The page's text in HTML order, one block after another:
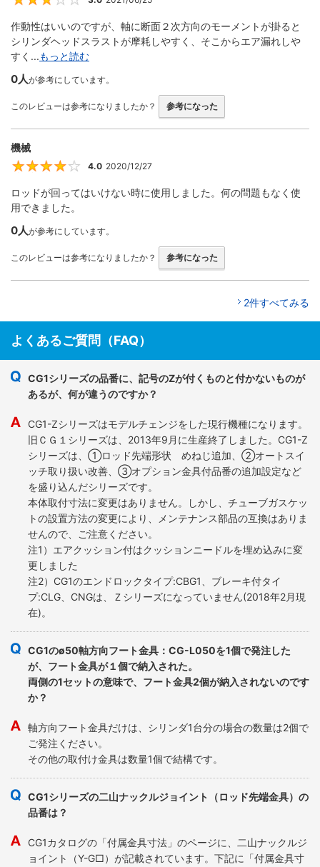
作動性はいいのですが、軸に断面２次方向のモーメントが掛ると
シリンダヘッドスラストが摩耗しやすく、そこからエア漏れしや
すく...もっと読む
0人が参考にしています。
このレビューは参考になりましたか？ 参考になった
機械
4
4.0 2020/12/27
ロッドが回ってはいけない時に使用しました。何の問題もなく使
用できました。
0人が参考にしています。
このレビューは参考になりましたか？ 参考になった
2件すべてみる
よくあるご質問（FAQ）
CG1シリーズの品番に、記号のZが付くものと付かないものが
あるが、何が違うのですか？
CG1-Zシリーズはモデルチェンジをした現行機種になります。
旧ＣＧ１シリーズは、2013年9月に生産終了しました。CG1-Z
シリーズは、①ロッド先端形状 めねじ追加、②オートスイ
ッチ取り扱い改善、③オプション金具付品番の追加設定など
を盛り込んだシリーズです。
本体取付寸法に変更はありません。しかし、チューブガスケッ
トの設置方法の変更により、メンテナンス部品の互換はありま
せんので、ご注意ください。
注1）エアクッション付はクッションニードルを埋め込みに変
更しました
注2）CG1のエンドロックタイプ:CBG1、ブレーキ付タイ
プ:CLG、CNGは、Ｚシリーズになっていません(2018年2月現
在)。
CG1のø50軸方向フート金具：CG-L050を1個で発注した
が、フート金具が１個で納入された。
両側の1セットの意味で、フート金具2個が納入されないのです
か？
軸方向フート金具だけは、シリンダ1台分の場合の数量は2個で
ご発注ください。
その他の取付け金具は数量1個で結構です。
CG1シリーズの二山ナックルジョイント（ロッド先端金具）の
品番は？
CG1カタログの「付属金具寸法」のページに、二山ナックルジ
ョイント（Y-G□）が記載されています。下記に「付属金具寸